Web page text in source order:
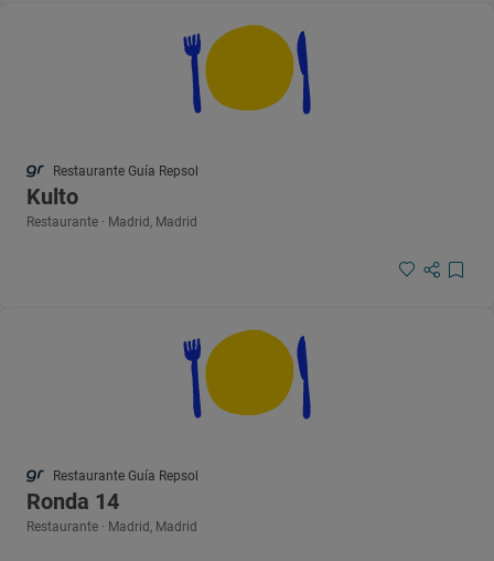
Restaurante Guía Repsol
Kulto
Restaurante · Madrid, Madrid
Restaurante Guía Repsol
Ronda 14
Restaurante · Madrid, Madrid